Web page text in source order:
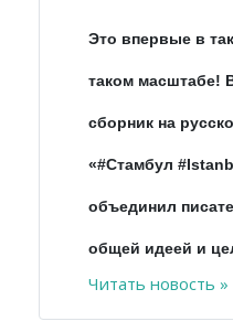
Это впервые в
таком масштабе!
сборник на
«#Стамбул
объединил
общей идеей и
Читать новость »